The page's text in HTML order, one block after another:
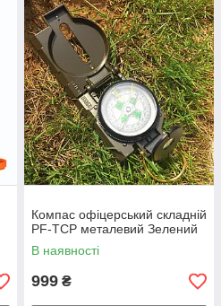
Компас офіцерський складній
PF-TCP металевий Зелений
В наявності
999 ₴